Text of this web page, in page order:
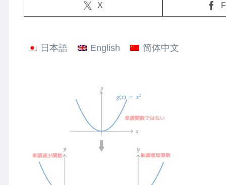
X
日本語 English 简体中文